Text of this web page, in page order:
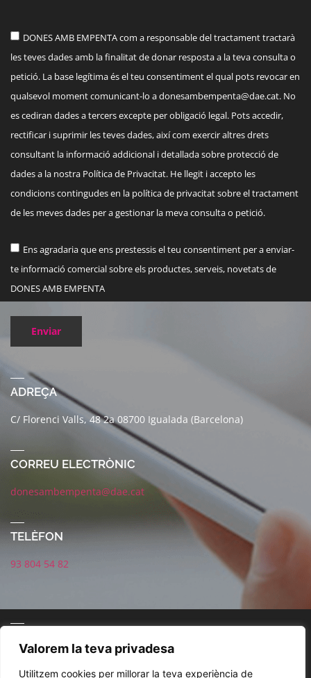
Valorem la teva privadesa
Utilitzem cookies per millorar la teva experiència de
DONES AMB EMPENTA com a responsable del tractament tractarà
les teves dades amb la finalitat de donar resposta a la teva consulta o
petició. La base legítima és el teu consentiment el qual pots revocar en
qualsevol moment comunicant-lo adonesambempenta@dae.cat. No
es cediran dades a tercers excepte per obligació legal. Pots accedir,
rectificar i suprimir les teves dades, així com exercir altres drets
consultant la informació addicional i detallada sobre protecció de
dades a la nostra Política de Privacitat. He llegit i accepto les
condicions contingudes en la política de privacitat sobre el tractament
de les meves dades per a gestionar la meva consulta o petició.
Ens agradaria que ens prestessis el teu consentiment per a enviar-
te informació comercial sobre els productes, serveis, novetats de
DONES AMB EMPENTA
Enviar
ADREÇA
C/ Florenci Valls, 48 2a 08700 Igualada (Barcelona)
CORREU ELECTRÒNIC
donesambempenta@dae.cat
TELÈFON
93 804 54 82